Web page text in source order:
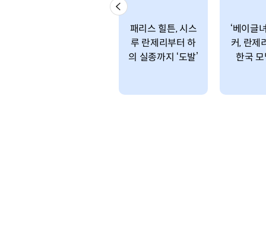
패리스 힐튼, 시스
루 란제리부터 하
의 실종까지 ‘도발’
‘베이글
커, 란제
한국